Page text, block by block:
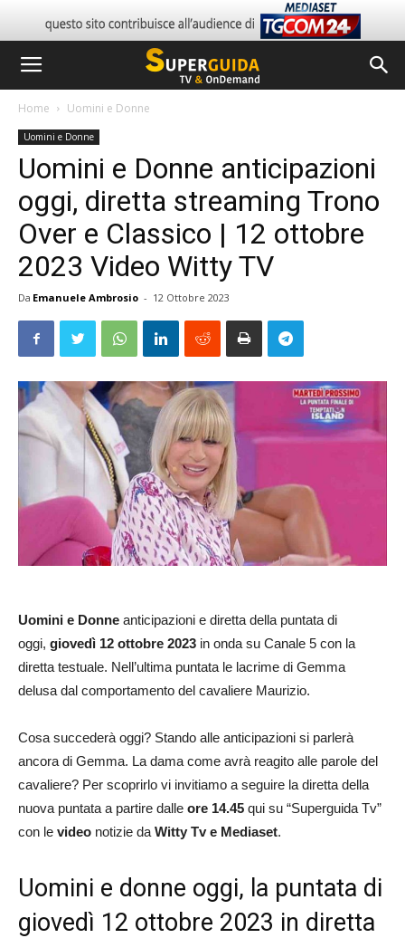
Home Uomini e Donne
Uomini e Donne
Uomini e Donne anticipazioni
oggi, diretta streaming Trono
Over e Classico | 12 ottobre
2023 Video Witty TV
Da Emanuele Ambrosio - 12 Ottobre 2023
Uomini e Donne anticipazioni e diretta della puntata di
oggi, giovedì 12 ottobre 2023 in onda su Canale 5 con la
diretta testuale. Nell’ultima puntata le lacrime di Gemma
delusa dal comportamento del cavaliere Maurizio.
Cosa succederà oggi? Stando alle anticipazioni si parlerà
ancora di Gemma. La dama come avrà reagito alle parole del
cavaliere? Per scoprirlo vi invitiamo a seguire la diretta della
nuova puntata a partire dalle ore 14.45 qui su “Superguida Tv”
con le video notizie da Witty Tv e Mediaset.
Uomini e donne oggi, la puntata di
giovedì 12 ottobre 2023 in diretta